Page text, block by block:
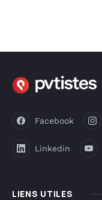
Facebook
Linkedin
LIENS UTILES